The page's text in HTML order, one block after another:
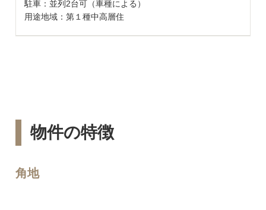
駐車：並列2台可（車種による）
用途地域：第１種中高層住
物件の特徴
角地